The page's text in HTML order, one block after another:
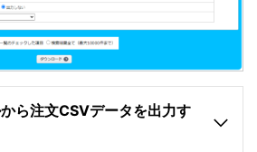
ら注文CSVデータを出力す